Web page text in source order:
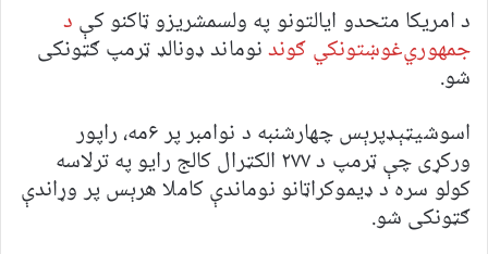
د امریکا متحدو ایالتونو په ولسمشریزو ټاکنو کې د
جمهوري‌غوښتونکي ګوندنوماند ډونالډ ټرمپ ګټونکی
شو.
اسوشیټېډپرېس چهارشنبه د نوامبر پر ۶مه، راپور
ورکړی چې ټرمپ د ۲۷۷ الکټرال کالج رایو په ترلاسه
کولو سره د ډيموکراټانو نوماندې کاملا هرېس پر وړاندې
ګټونکی شو.